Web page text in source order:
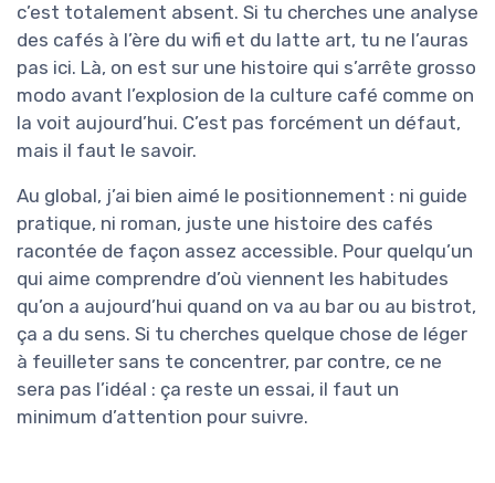
c’est totalement absent. Si tu cherches une analyse
des cafés à l’ère du wifi et du latte art, tu ne l’auras
pas ici. Là, on est sur une histoire qui s’arrête grosso
modo avant l’explosion de la culture café comme on
la voit aujourd’hui. C’est pas forcément un défaut,
mais il faut le savoir.
Au global, j’ai bien aimé le positionnement : ni guide
pratique, ni roman, juste une histoire des cafés
racontée de façon assez accessible. Pour quelqu’un
qui aime comprendre d’où viennent les habitudes
qu’on a aujourd’hui quand on va au bar ou au bistrot,
ça a du sens. Si tu cherches quelque chose de léger
à feuilleter sans te concentrer, par contre, ce ne
sera pas l’idéal : ça reste un essai, il faut un
minimum d’attention pour suivre.